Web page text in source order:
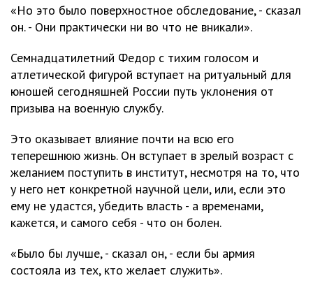
«Но это было поверхностное обследование, - сказал
он. - Они практически ни во что не вникали».
Семнадцатилетний Федор с тихим голосом и
атлетической фигурой вступает на ритуальный для
юношей сегодняшней России путь уклонения от
призыва на военную службу.
Это оказывает влияние почти на всю его
теперешнюю жизнь. Он вступает в зрелый возраст с
желанием поступить в институт, несмотря на то, что
у него нет конкретной научной цели, или, если это
ему не удастся, убедить власть - а временами,
кажется, и самого себя - что он болен.
«Было бы лучше, - сказал он, - если бы армия
состояла из тех, кто желает служить».